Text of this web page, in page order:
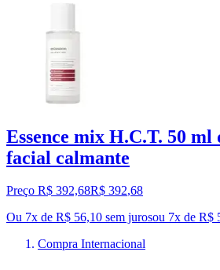
Essence mix H.C.T. 50
facial calmante
Preço R$ 392,68R$ 392,68
Ou 7x de R$ 56,10 sem jurosou 7x de R$
Compra Internacional